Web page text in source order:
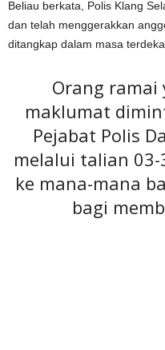
Beliau berkata, Polis Klang
dan telah menggerakkan
ditangkap dalam masa
Orang ramai
maklumat
Pejabat Polis
melalui talian
ke mana-mana
bagi